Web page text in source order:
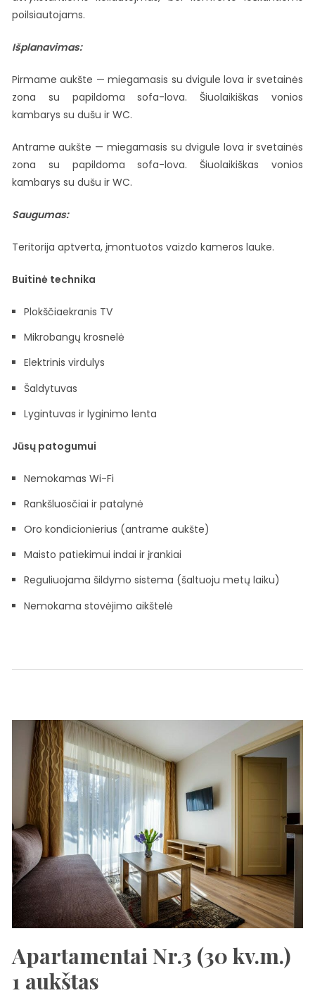
poilsiautojams.
Išplanavimas:
Pirmame aukšte — miegamasis su dvigule lova ir svetainės
zona su papildoma sofa-lova. Šiuolaikiškas vonios
kambarys su dušu ir WC.
Antrame aukšte — miegamasis su dvigule lova ir svetainės
zona su papildoma sofa-lova. Šiuolaikiškas vonios
kambarys su dušu ir WC.
Saugumas:
Teritorija aptverta, įmontuotos vaizdo kameros lauke.
Buitinė technika
Plokščiaekranis TV
Mikrobangų krosnelė
Elektrinis virdulys
Šaldytuvas
Lygintuvas ir lyginimo lenta
Jūsų patogumui
Nemokamas Wi-Fi
Rankšluosčiai ir patalynė
Oro kondicionierius (antrame aukšte)
Maisto patiekimui indai ir įrankiai
Reguliuojama šildymo sistema (šaltuoju metų laiku)
Nemokama stovėjimo aikštelė
Apartamentai Nr.3 (30 kv.m.)
1 aukštas